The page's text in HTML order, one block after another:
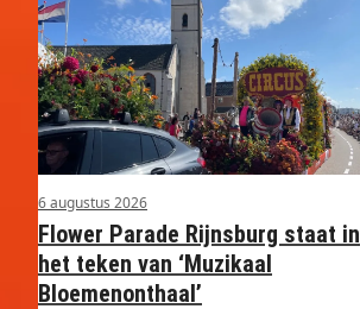
6 augustus 2026
Flower Parade Rijnsburg staat in
het teken van ‘Muzikaal
Bloemenonthaal’